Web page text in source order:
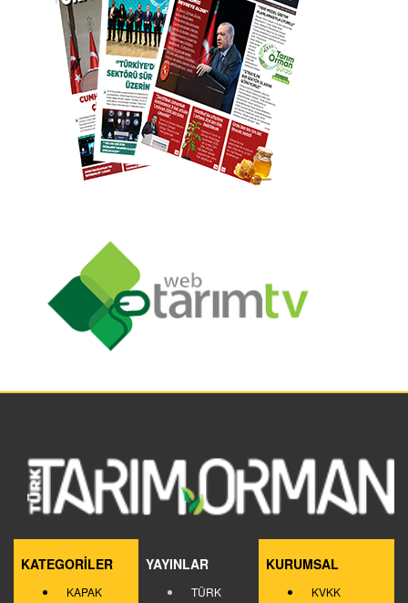
KATEGORİLER
KAPAK
YAYINLAR
TÜRK
KURUMSAL
KVKK